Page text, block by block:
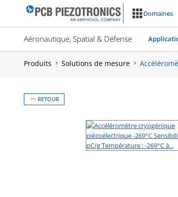
Domaines
Aéronautique, Spatial & Défense
Produits Solutions de mesure
RETOUR